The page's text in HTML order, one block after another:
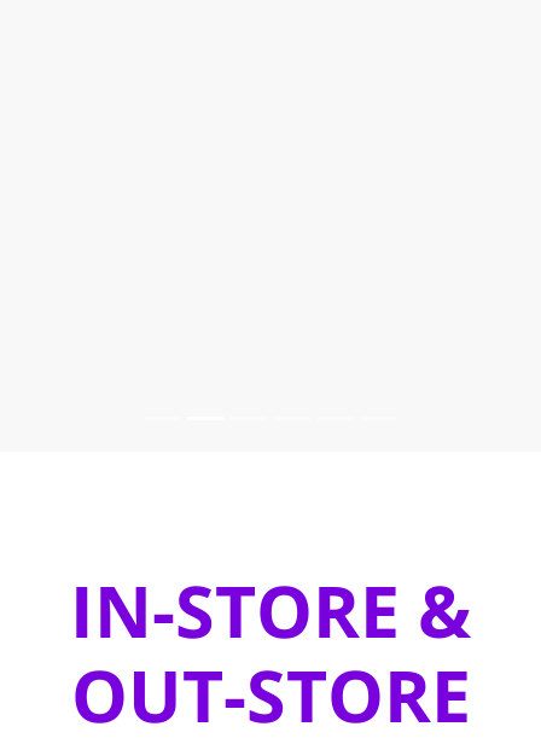
IN-STORE &
OUT-STORE